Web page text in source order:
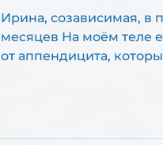
Ирина, созависимая, в
месяцев На моём теле есть шрамы. Например,
от аппендицита,